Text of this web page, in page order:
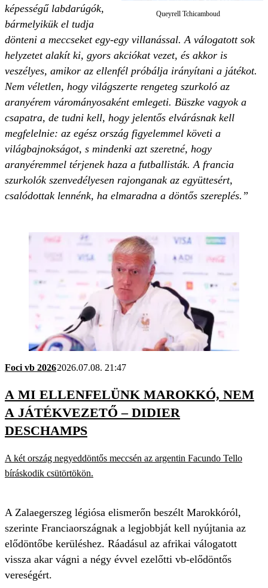
Queyrell Tchicamboud
képességű labdarúgók,
bármelyikük el tudja
dönteni a meccseket egy-egy villanással. A válogatott sok
helyzetet alakít ki, gyors akciókat vezet, és akkor is
veszélyes, amikor az ellenfél próbálja irányítani a játékot.
Nem véletlen, hogy világszerte rengeteg szurkoló az
aranyérem várományosaként emlegeti. Büszke vagyok a
csapatra, de tudni kell, hogy jelentős elvárásnak kell
megfelelnie: az egész ország figyelemmel követi a
világbajnokságot, s mindenki azt szeretné, hogy
aranyéremmel térjenek haza a futballisták. A francia
szurkolók szenvedélyesen rajonganak az együttesért,
csalódottak lennénk, ha elmaradna a döntős szereplés.”
Foci vb 20262026.07.08. 21:47
A MI ELLENFELÜNK MAROKKÓ, NEM
A JÁTÉKVEZETŐ – DIDIER
DESCHAMPS
A két ország negyeddöntős meccsén az argentin Facundo Tello
bíráskodik csütörtökön.
A Zalaegerszeg légiósa elismerőn beszélt Marokkóról,
szerinte Franciaországnak a legjobbját kell nyújtania az
elődöntőbe kerüléshez. Ráadásul az afrikai válogatott
vissza akar vágni a négy évvel ezelőtti vb-elődöntős
vereségért.